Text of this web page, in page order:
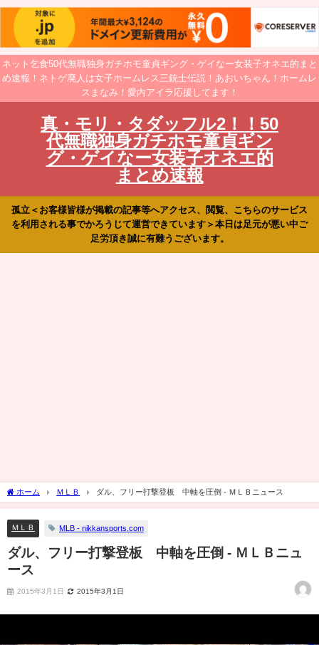
ネット乞食50代無職独身ガチホモ童貞ギング・ゲイなー女装子オネエ的まと
め速報！ネトゲ廃人は女子ホームレス三銃士伝説！あおいちゃん！ホームレ
スまなみ！愛内アイラ応援してます！
真・モリ・タダッフル2！！50
代無職独身ガチホモ童貞ギン
グ・ゲイなー女装子オネエ的
まとめ速報
孤立＜お客様皆様が掲載の記事等へアクセス、閲覧、こちらのサービス
を利用される事でかろうじて運営できています＞本日は足元が悪い中ご
足労頂き誠に有難うございます。
ホーム ＭＬＢ ダル、フリー打撃登板 中軸を圧倒 - ＭＬＢニュース
ＭＬＢ MLB - nikkansports.com
ダル、フリー打撃登板 中軸を圧倒 - ＭＬＢニュ
ース
2015年3月1日 2015年3月1日